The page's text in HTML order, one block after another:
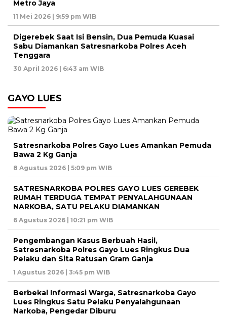
Metro Jaya
11 Mei 2026 | 9:59 pm WIB
Digerebek Saat Isi Bensin, Dua Pemuda Kuasai
Sabu Diamankan Satresnarkoba Polres Aceh
Tenggara
30 April 2026 | 6:43 am WIB
GAYO LUES
Satresnarkoba Polres Gayo Lues Amankan Pemuda
Bawa 2 Kg Ganja
8 Agustus 2026 | 5:09 pm WIB
SATRESNARKOBA POLRES GAYO LUES GEREBEK
RUMAH TERDUGA TEMPAT PENYALAHGUNAAN
NARKOBA, SATU PELAKU DIAMANKAN
6 Agustus 2026 | 10:21 pm WIB
Pengembangan Kasus Berbuah Hasil,
Satresnarkoba Polres Gayo Lues Ringkus Dua
Pelaku dan Sita Ratusan Gram Ganja
1 Agustus 2026 | 3:45 pm WIB
Berbekal Informasi Warga, Satresnarkoba Gayo
Lues Ringkus Satu Pelaku Penyalahgunaan
Narkoba, Pengedar Diburu